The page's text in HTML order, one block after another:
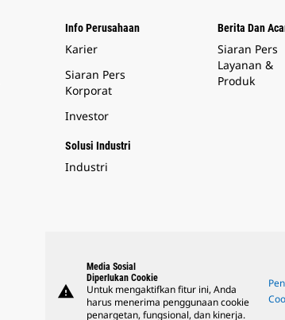
Info Perusahaan
Karier
Siaran Pers
Korporat
Investor
Solusi Industri
Industri
Berita Dan
Siaran Pers
Layanan &
Produk
warning
Media Sosial
Diperlukan Cookie
Untuk mengaktifkan fitur ini, Anda
harus menerima penggunaan cookie
penargetan, fungsional, dan kinerja.